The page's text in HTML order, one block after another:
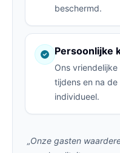
beschermd.
Persoonlijke
Ons
tijdens en na
individueel.
„Onze gasten